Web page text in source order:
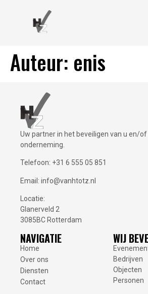
Auteur: enis
Uw partner in het beveiligen van u en/of
onderneming.
Telefoon: +31 6 555 05 851
Email: info@vanhtotz.nl
Locatie:
Glanerveld 2
3085BC Rotterdam
NAVIGATIE
Home
Over ons
Diensten
Contact
WIJ
Bedrijven
Objecten
Personen